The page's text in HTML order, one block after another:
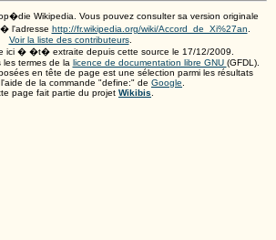
Wikipedia. Vous pouvez consulter sa version originale
l'adresse http://fr.wikipedia.org/wiki/Accord_de_Xi%27an
Voir la liste des contributeurs.
ici � �t� extraite depuis cette source le 17/12/2009
termes de la licence de documentation libre GNU (GFDL).
en tête de page est une sélection parmi les résultats
de la commande "define:" de Google
page fait partie du projet Wikibis